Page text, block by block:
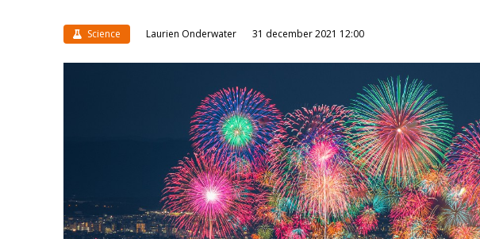
Science Laurien Onderwater 31 december 2021 12:00